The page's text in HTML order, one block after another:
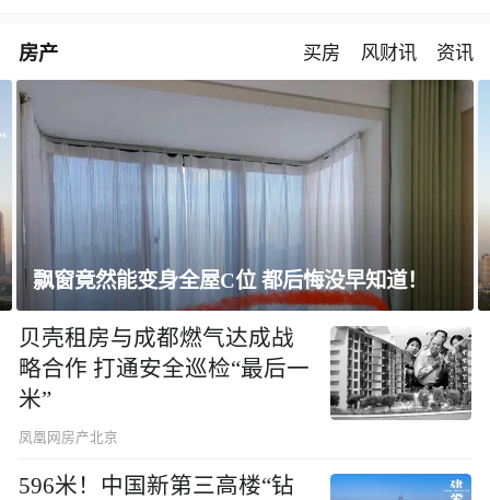
房产 买房 风财讯 资讯
飘窗竟然能变身全屋C位 都后悔没早知道！
贝壳租房与成都燃气达成战
略合作 打通安全巡检“最后一
米”
凤凰网房产北京
596米！中国新第三高楼“钻